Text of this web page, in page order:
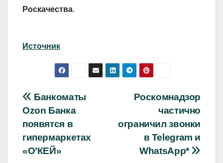
Роскачества.
Источник
Навигация
по
записям
Роскомнадзор
частично
ограничил звонки
в Telegram и
WhatsApp*
Банкоматы
Ozon Банка
появятся в
гипермаркетах
«О’КЕЙ»